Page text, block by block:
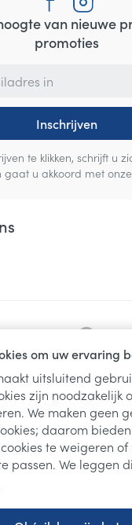
om uw ervaring
uitsluitend
zijn noodzakelijk
We maken geen
daarom
te weigeren
passen. We leggen
van nieuwe
promoties
Inschrijven
te klikken, schrijft u
gaat u akkoord met onze